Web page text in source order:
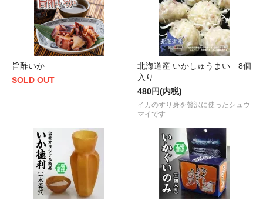
旨酢いか
SOLD OUT
北海道産 いかしゅうまい 8個
入り
480円(内税)
イカのすり身を贅沢に使ったシュウ
マイです